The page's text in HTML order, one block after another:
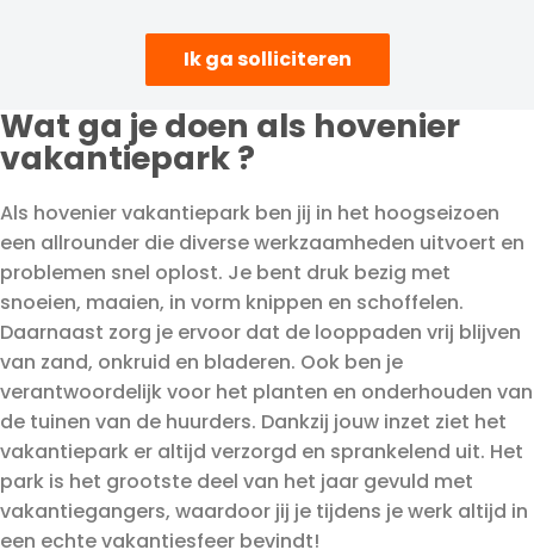
Ik ga solliciteren
Wat ga je doen als hovenier
vakantiepark ?
Als hovenier vakantiepark ben jij in het hoogseizoen
een allrounder die diverse werkzaamheden uitvoert en
problemen snel oplost. Je bent druk bezig met
snoeien, maaien, in vorm knippen en schoffelen.
Daarnaast zorg je ervoor dat de looppaden vrij blijven
van zand, onkruid en bladeren. Ook ben je
verantwoordelijk voor het planten en onderhouden van
de tuinen van de huurders. Dankzij jouw inzet ziet het
vakantiepark er altijd verzorgd en sprankelend uit. Het
park is het grootste deel van het jaar gevuld met
vakantiegangers, waardoor jij je tijdens je werk altijd in
een echte vakantiesfeer bevindt!